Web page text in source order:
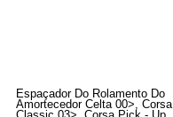
Espaçador Do Rolamento Do
Amortecedor Celta 00>, Corsa